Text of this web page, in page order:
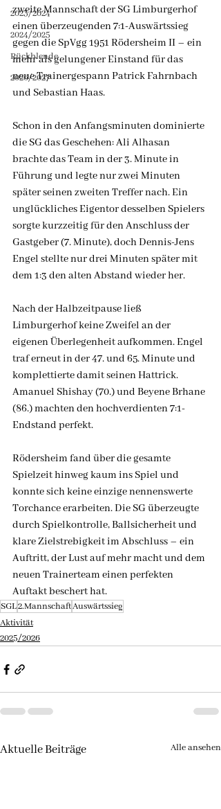
2023/2024
2024/2025
Rückblende
2026/2027
zweite Mannschaft der SG Limburgerhof
einen überzeugenden 7:1-Auswärtssieg
gegen die SpVgg 1951 Rödersheim II – ein
mehr als gelungener Einstand für das
neue Trainergespann Patrick Fahrnbach
und Sebastian Haas.
Schon in den Anfangsminuten dominierte
die SG das Geschehen: Ali Alhasan
brachte das Team in der 3. Minute in
Führung und legte nur zwei Minuten
später seinen zweiten Treffer nach. Ein
unglückliches Eigentor desselben Spielers
sorgte kurzzeitig für den Anschluss der
Gastgeber (7. Minute), doch Dennis-Jens
Engel stellte nur drei Minuten später mit
dem 1:3 den alten Abstand wieder her.
Nach der Halbzeitpause ließ
Limburgerhof keine Zweifel an der
eigenen Überlegenheit aufkommen. Engel
traf erneut in der 47. und 65. Minute und
komplettierte damit seinen Hattrick.
Amanuel Shishay (70.) und Beyene Brhane
(86.) machten den hochverdienten 7:1-
Endstand perfekt.
Rödersheim fand über die gesamte
Spielzeit hinweg kaum ins Spiel und
konnte sich keine einzige nennenswerte
Torchance erarbeiten. Die SG überzeugte
durch Spielkontrolle, Ballsicherheit und
klare Zielstrebigkeit im Abschluss – ein
Auftritt, der Lust auf mehr macht und dem
neuen Trainerteam einen perfekten
Auftakt beschert hat.
SGL2.MannschaftAuswärtssieg
Aktivität
2025/2026
Aktuelle Beiträge Alle ansehen